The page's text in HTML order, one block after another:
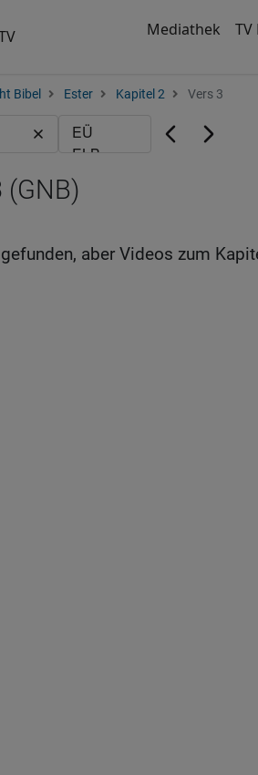
Mediathek
Bibel Ester Kapitel 2 Vers 3
(GNB)
aber Videos zum